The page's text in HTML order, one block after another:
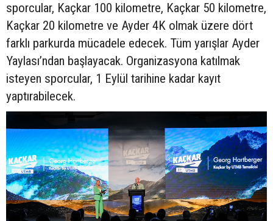
sporcular, Kaçkar 100 kilometre, Kaçkar 50 kilometre,
Kaçkar 20 kilometre ve Ayder 4K olmak üzere dört
farklı parkurda mücadele edecek. Tüm yarışlar Ayder
Yaylası’ndan başlayacak. Organizasyona katılmak
isteyen sporcular, 1 Eylül tarihine kadar kayıt
yaptırabilecek.